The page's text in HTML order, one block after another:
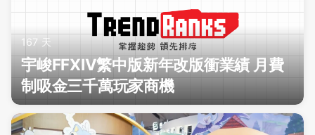
167 天
宇峻FFXIV繁中版新年改版衝業績 月費
制吸金三千萬玩家商機